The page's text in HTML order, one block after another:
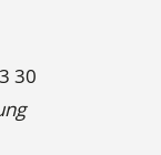
30